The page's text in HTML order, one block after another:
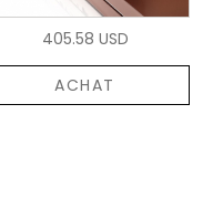
405.58 USD
ACHAT